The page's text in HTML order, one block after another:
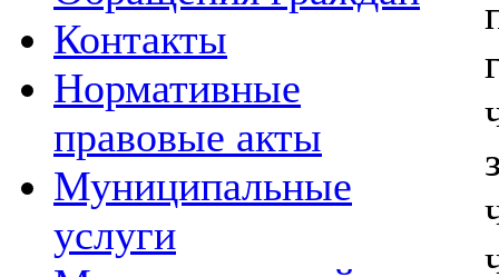
Контакты
Нормативные
правовые акты
Муниципальные
услуги